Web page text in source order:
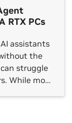
RTX PCs
assistants
the
struggle
While most